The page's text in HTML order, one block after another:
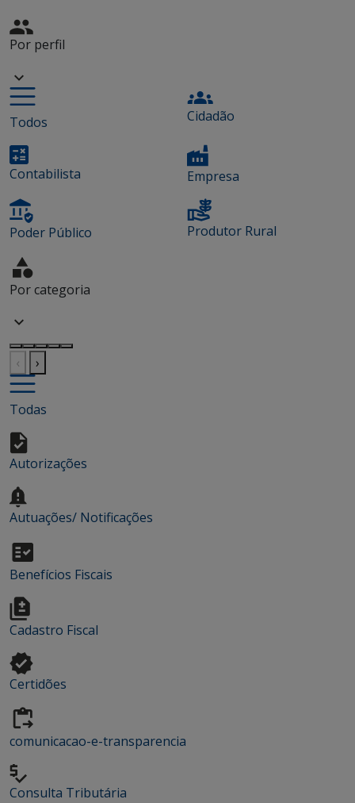
Por perfil
Todos Cidadão
Contabilista Empresa
Poder Público Produtor Rural
Por categoria
‹ ›
Todas
Autorizações
Autuações/ Notificações
Benefícios Fiscais
Cadastro Fiscal
Certidões
comunicacao-e-transparencia
Consulta Tributária